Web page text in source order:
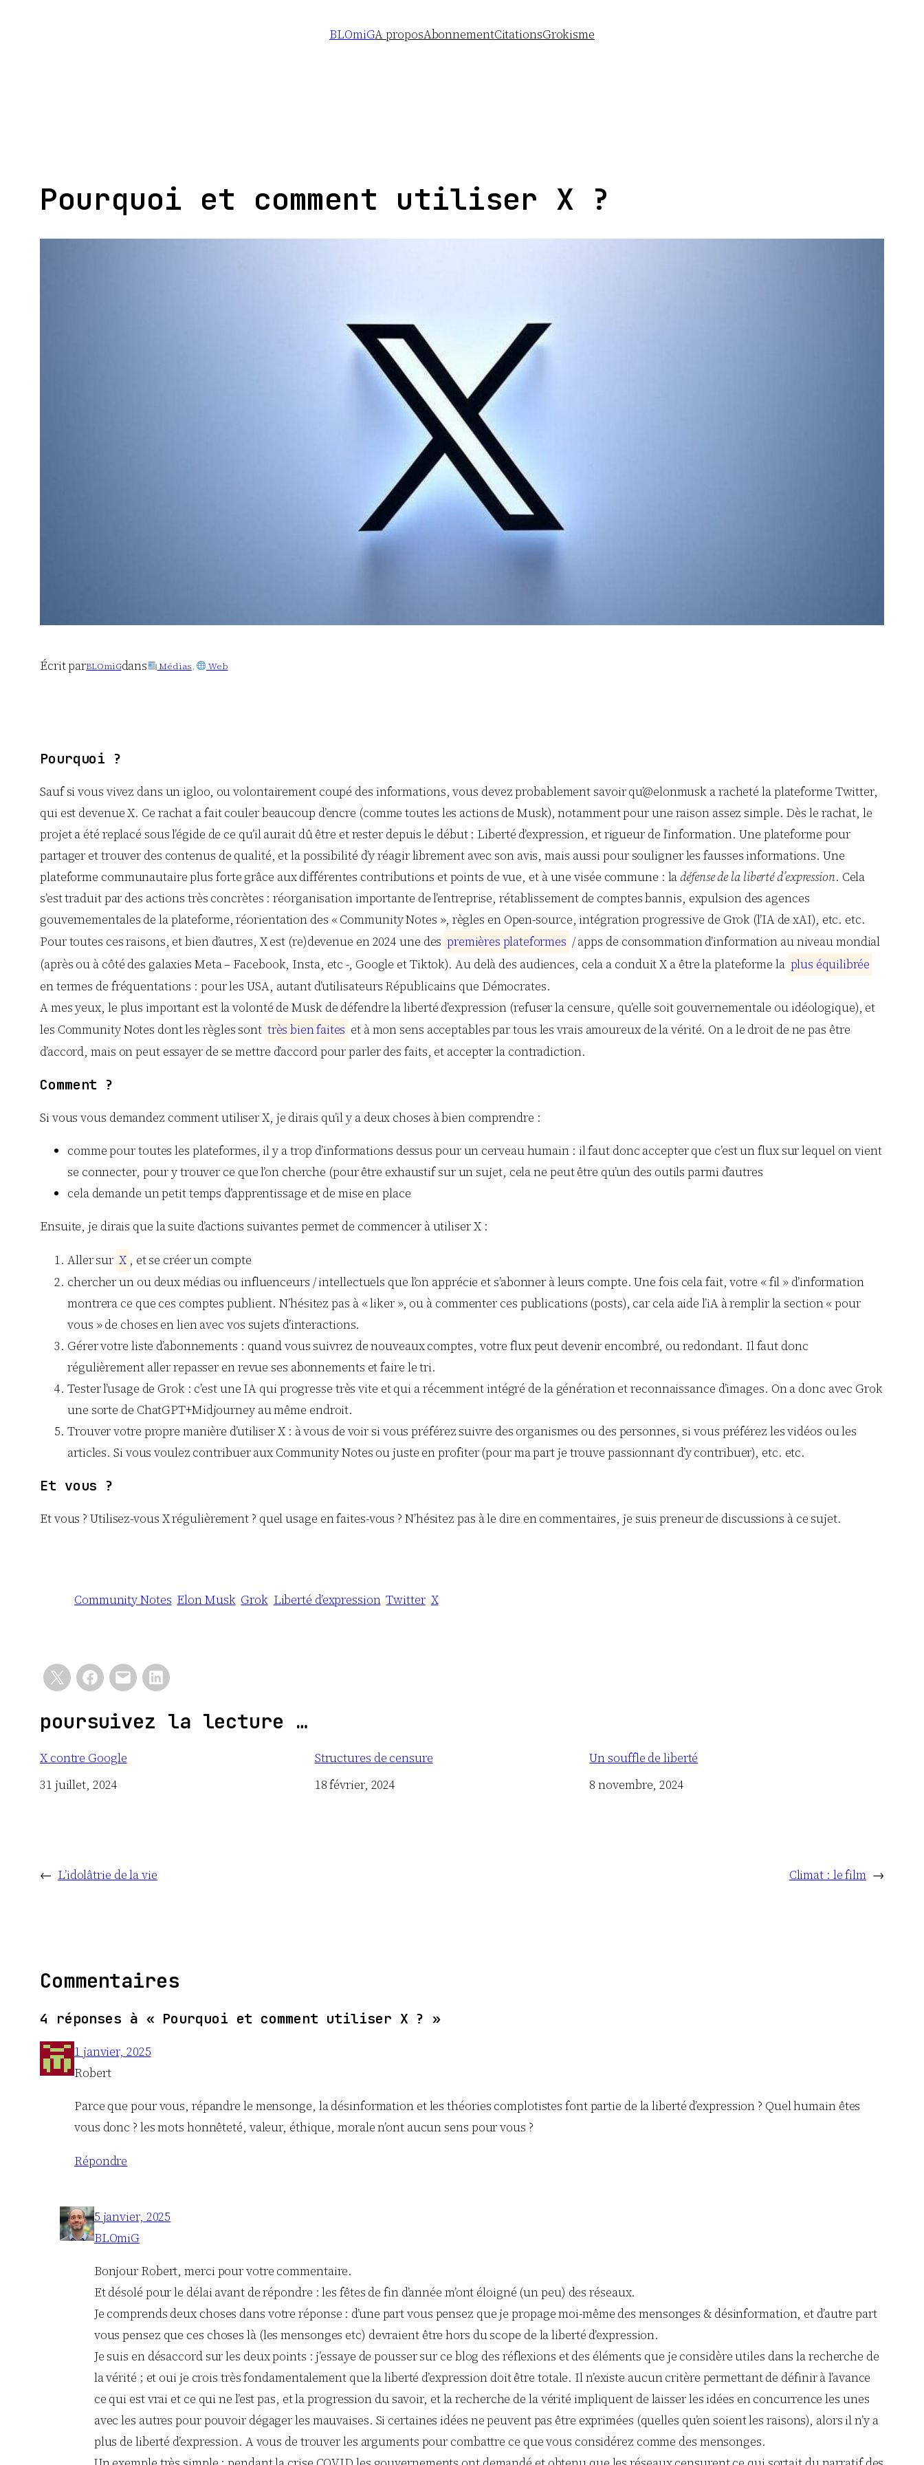
BLOmiGA proposAbonnementCitationsGrokisme
Pourquoi et comment utiliser X ?
Écrit parBLOmiGdans Médias, Web
Pourquoi ?
Sauf si vous vivez dans un igloo, ou volontairement coupé des informations, vous devez probablement savoir qu’@elonmusk a racheté la plateforme Twitter,
qui est devenue X. Ce rachat a fait couler beaucoup d’encre (comme toutes les actions de Musk), notamment pour une raison assez simple. Dès le rachat, le
projet a été replacé sous l’égide de ce qu’il aurait dû être et rester depuis le début : Liberté d’expression, et rigueur de l’information. Une plateforme pour
partager et trouver des contenus de qualité, et la possibilité d’y réagir librement avec son avis, mais aussi pour souligner les fausses informations. Une
plateforme communautaire plus forte grâce aux différentes contributions et points de vue, et à une visée commune : ladéfense de la liberté d’expression. Cela
s’est traduit par des actions très concrètes : réorganisation importante de l’entreprise, rétablissement de comptes bannis, expulsion des agences
gouvernementales de la plateforme, réorientation des « Community Notes », règles en Open-source, intégration progressive de Grok (l’IA de xAI), etc. etc.
Pour toutes ces raisons, et bien d’autres, X est (re)devenue en 2024 une des premières plateformes / apps de consommation d’information au niveau mondial
(après ou à côté des galaxies Meta – Facebook, Insta, etc -, Google et Tiktok). Au delà des audiences, cela a conduit X a être la plateforme la plus équilibrée
en termes de fréquentations : pour les USA, autant d’utilisateurs Républicains que Démocrates.
A mes yeux, le plus important est la volonté de Musk de défendre la liberté d’expression (refuser la censure, qu’elle soit gouvernementale ou idéologique), et
les Community Notes dont les règles sont très bienfaites et à mon sens acceptables par tous les vrais amoureux de la vérité. On a le droit de ne pas être
d’accord, mais on peut essayer de se mettre d’accord pour parler des faits, et accepter la contradiction.
Comment ?
Si vous vous demandez comment utiliser X, je dirais qu’il y a deux choses à bien comprendre :
comme pour toutes les plateformes, il y a trop d’informations dessus pour un cerveau humain : il faut donc accepter que c’est un flux sur lequel on vient
se connecter, pour y trouver ce que l’on cherche (pour être exhaustif sur un sujet, cela ne peut être qu’un des outils parmi d’autres
cela demande un petit temps d’apprentissage et de mise en place
Ensuite, je dirais que la suite d’actions suivantes permet de commencer à utiliser X :
Aller sur X , et se créer un compte
chercher un ou deux médias ou influenceurs / intellectuels que l’on apprécie et s’abonner à leurs compte. Une fois cela fait, votre « fil » d’information
montrera ce que ces comptes publient. N’hésitez pas à « liker », ou à commenter ces publications (posts), car cela aide l’iA à remplir la section « pour
vous » de choses en lien avec vos sujets d’interactions.
Gérer votre liste d’abonnements : quand vous suivrez de nouveaux comptes, votre flux peut devenir encombré, ou redondant. Il faut donc
régulièrement aller repasser en revue ses abonnements et faire le tri.
Tester l’usage de Grok : c’est une IA qui progresse très vite et qui a récemment intégré de la génération et reconnaissance d’images. On a donc avec Grok
une sorte de ChatGPT+Midjourney au même endroit.
Trouver votre propre manière d’utiliser X : à vous de voir si vous préférez suivre des organismes ou des personnes, si vous préférez les vidéos ou les
articles. Si vous voulez contribuer aux Community Notes ou juste en profiter (pour ma part je trouve passionnant d’y contribuer), etc. etc.
Et vous ?
Et vous ? Utilisez-vous X régulièrement ? quel usage en faites-vous ? N’hésitez pas à le dire en commentaires, je suis preneur de discussions à ce sujet.
Community Notes Elon Musk Grok Liberté d’expression Twitter X
poursuivez la lecture …
X contre Google
Date
31 juillet, 2024
Structures de censure
Date
18 février, 2024
Un souffle de liberté
Date
8 novembre, 2024
← L’idolâtrie de la vie Climat : le film →
Commentaires
4 réponses à « Pourquoi et comment utiliser X ? »
1 janvier, 2025
Robert
Parce que pour vous, répandre le mensonge, la désinformation et les théories complotistes font partie de la liberté d’expression ? Quel humain êtes
vous donc ? les mots honnêteté, valeur, éthique, morale n’ont aucun sens pour vous ?
Répondre
5 janvier, 2025
BLOmiG
Bonjour Robert, merci pour votre commentaire.
Et désolé pour le délai avant de répondre : les fêtes de fin d’année m’ont éloigné (un peu) des réseaux.
Je comprends deux choses dans votre réponse : d’une part vous pensez que je propage moi-même des mensonges & désinformation, et d’autre part
vous pensez que ces choses là (les mensonges etc) devraient être hors du scope de la liberté d’expression.
Je suis en désaccord sur les deux points : j’essaye de pousser sur ce blog des réflexions et des éléments que je considère utiles dans la recherche de
la vérité ; et oui je crois très fondamentalement que la liberté d’expression doit être totale. Il n’existe aucun critère permettant de définir à l’avance
ce qui est vrai et ce qui ne l’est pas, et la progression du savoir, et la recherche de la vérité impliquent de laisser les idées en concurrence les unes
avec les autres pour pouvoir dégager les mauvaises. Si certaines idées ne peuvent pas être exprimées (quelles qu’en soient les raisons), alors il n’y a
plus de liberté d’expression. A vous de trouver les arguments pour combattre ce que vous considérez comme des mensonges.